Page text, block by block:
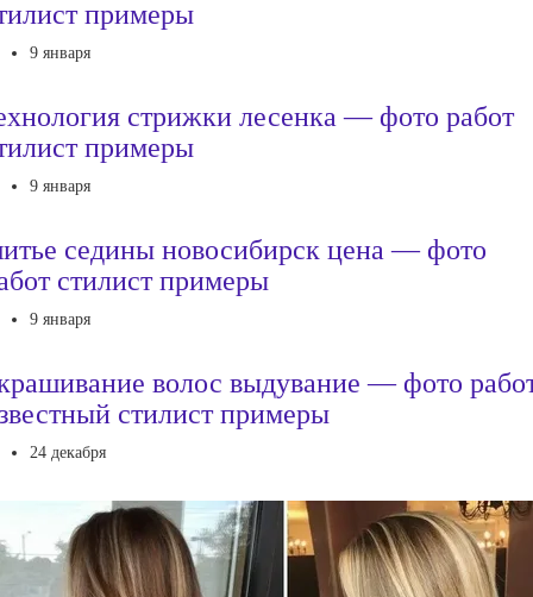
примеры
9 января
стрижки лесенка — фото работ
примеры
9 января
седины новосибирск цена — фото
стилист примеры
9 января
волос выдувание — фото
стилист примеры
24 декабря